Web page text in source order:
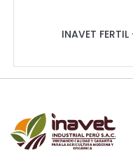
INAVET